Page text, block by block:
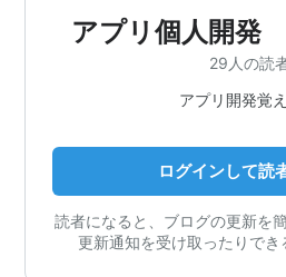
アプリ個人開発
29人の読
アプリ開発覚
ログインして読
読者になると、ブログの更新を
更新通知を受け取ったりでき